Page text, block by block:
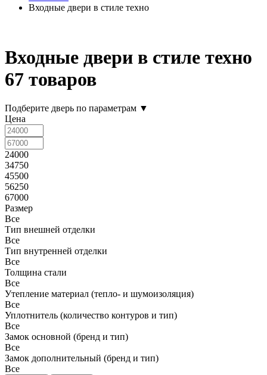
Входные двери в стиле техно
Входные двери в стиле техно
67 товаров
Подберите дверь по параметрам ▼
Цена
24000
34750
45500
56250
67000
Размер
Все
Тип внешней отделки
Все
Тип внутренней отделки
Все
Толщина стали
Все
Утепление материал (тепло- и шумоизоляция)
Все
Уплотнитель (количество контуров и тип)
Все
Замок основной (бренд и тип)
Все
Замок дополнительный (бренд и тип)
Все